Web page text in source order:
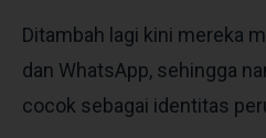
Ditambah lagi kini mereka
dan WhatsApp, sehingga
cocok sebagai identitas